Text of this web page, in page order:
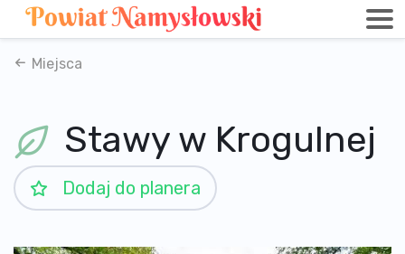
Miejsca
Stawy w Krogulnej
Dodaj do planera